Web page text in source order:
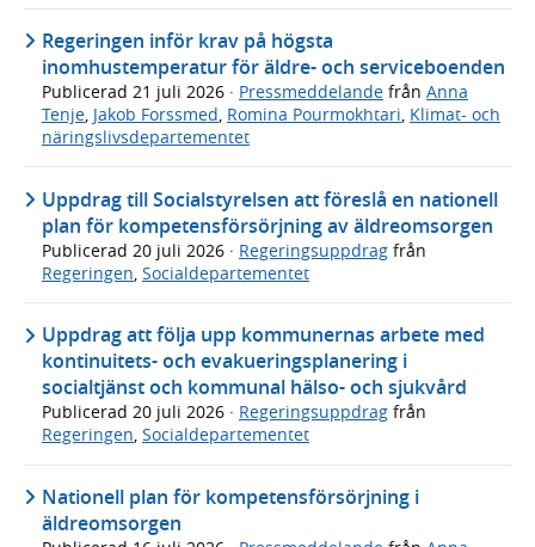
Regeringen inför krav på högsta
inomhustemperatur för äldre- och serviceboenden
Publicerad 21 juli 2026 · Pressmeddelande från Anna
Tenje, Jakob Forssmed, Romina Pourmokhtari, Klimat- och
näringslivsdepartementet
Uppdrag till Socialstyrelsen att föreslå en nationell
plan för kompetensförsörjning av äldreomsorgen
Publicerad 20 juli 2026 · Regeringsuppdrag från
Regeringen Socialdepartementet
Uppdrag att följa upp kommunernas arbete med
kontinuitets- och evakueringsplanering i
socialtjänst och kommunal hälso- och sjukvård
Publicerad 20 juli 2026 · Regeringsuppdrag från
Regeringen, Socialdepartementet
Nationell plan för kompetensförsörjning i
äldreomsorgen